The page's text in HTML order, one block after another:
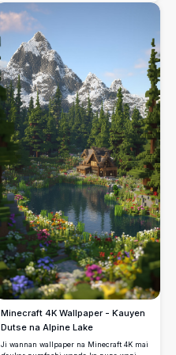
masu kauri, da rana mai haske, wannan
aikin fasaha yana kama da girman yanayi.
Yana da kyau don haɓaka allo na tebur ko
wayar hannu tare da cikakkun bayanai
masu haske. Mafi dacewa ga masu son
yanayi da ke neman kyakkyawan hoto mai
inganci.
Minecraft 4K Wallpaper - Ƙauyen
Dutse na Alpine Lake
Ji wannan wallpaper na Minecraft 4K mai